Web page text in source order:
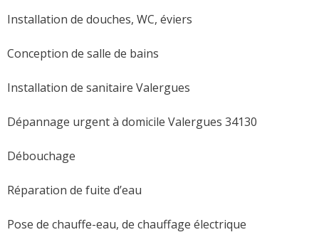
Installation de douches, WC, éviers
Conception de salle de bains
Installation de sanitaire Valergues
Dépannage urgent à domicile Valergues 34130
Débouchage
Réparation de fuite d’eau
Pose de chauffe-eau, de chauffage électrique